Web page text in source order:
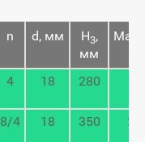
n d, мм H3,
мм
4 18 280 17
8/4 18 350 29